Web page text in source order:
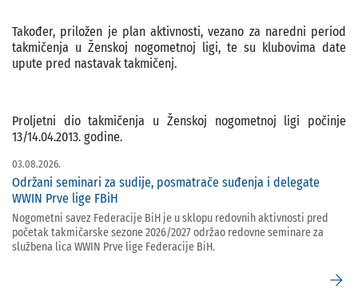
Također, priložen je plan aktivnosti, vezano za naredni period
takmičenja u Ženskoj nogometnoj ligi, te su klubovima date
upute pred nastavak takmičenj.
Proljetni dio takmičenja u Ženskoj nogometnoj ligi počinje
13/14.04.2013. godine.
03.08.2026.
Održani seminari za sudije, posmatrače suđenja i delegate
WWIN Prve lige FBiH
Nogometni savez Federacije BiH je u sklopu redovnih aktivnosti pred
početak takmičarske sezone 2026/2027 održao redovne seminare za
službena lica WWIN Prve lige Federacije BiH.
arrow_forward